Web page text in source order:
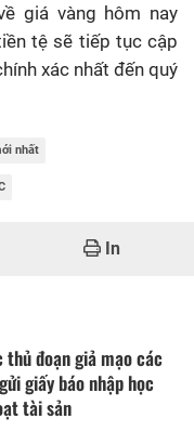
giá vàng hôm nay
tệ sẽ tiếp tục cập
xác nhất đến quý
nhất
In
thủ đoạn giả mạo các
giấy báo nhập học
tài sản